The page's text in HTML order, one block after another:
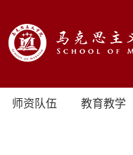
师资队伍 教育教学